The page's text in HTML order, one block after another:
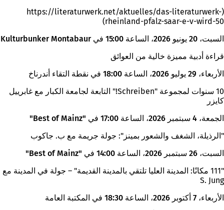
(https://literaturwerk.net/aktuelles/das-literaturwerk-
rheinland-pfalz-saar-e-v-wird-50)
السبت، 20 يونيو 2026، الساعة 15:00 في Kulturbunker Montabaur
قراءة أدبية مميزة خالية من العوائق
الأربعاء، 29 يوليو 2026، الساعة 18:00 في نقطة التقاء أندرناخ
10 سنوات لمجموعة "Schreiben!" التابعة لجامعة الكبار مع غابرييل
كايزر
الجمعة، 4 سبتمبر 2026، الساعة 17:00 في "Best of Mainz"
"الرذيلة، الشغف والشعور بمينز": جولة جريمة مع ب. جاكوب
السبت، 26 سبتمبر 2026، الساعة 14:00 في "Best of Mainz"
"111 مكانًا: المدينة العليا تلتقي بالمدينة القديمة" – جولة في المدينة مع
S. Jung
الأربعاء، 7 أكتوبر 2026، الساعة 18:30 في المكتبة العامة